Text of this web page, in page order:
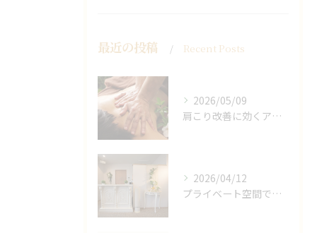
最近の投稿 Recent Posts
2026/05/09
肩こり改善に効くアロマリンパの手技と効果
2026/04/12
プライベート空間で極上アロマリンパケアの効果